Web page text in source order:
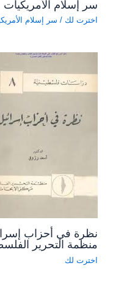
سر إسلام الأمريكيات
اخترت لك / سر إسلام
نظرة في أحزاب
منظمة التحرير
اخترت لك